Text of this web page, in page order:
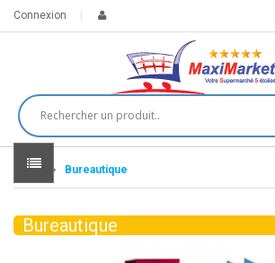
Connexion
Home Bureautique
Bureautique